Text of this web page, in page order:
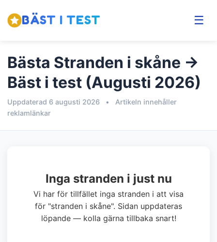
BÄST I TEST ☰
Bästa Stranden i skåne →
Bäst i test (Augusti 2026)
Uppdaterad 6 augusti 2026 •
Artikeln innehåller
reklamlänkar
Inga stranden i just nu
Vi har för tillfället inga stranden i att visa
för "stranden i skåne". Sidan uppdateras
löpande — kolla gärna tillbaka snart!